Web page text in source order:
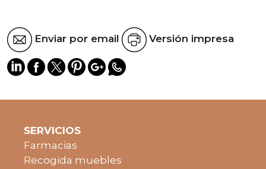
Enviar por email Versión impresa
SERVICIOS
Farmacias
Recogida muebles